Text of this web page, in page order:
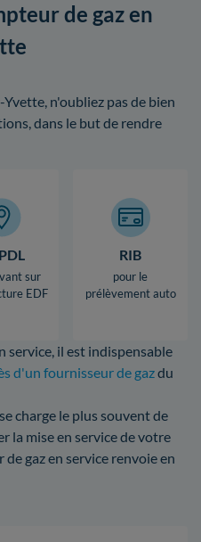
de gaz en
n'oubliez pas de bien
dans le but de rendre
sur
EDF
RIB
pour le
prélèvement auto
il est indispensable
d'un fournisseur de gazdu
charge le plus souvent de
la mise en service de votre
gaz en service renvoie en